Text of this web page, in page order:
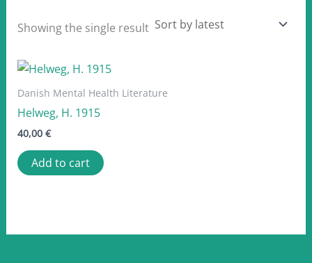
Showing the single result
Danish Mental Health Literature
Helweg, H. 1915
40,00 €
Add to cart